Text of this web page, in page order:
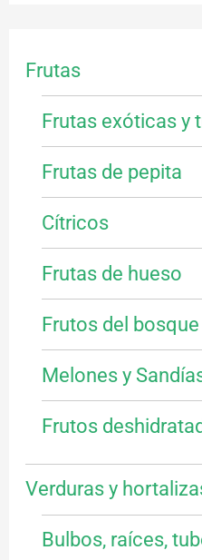
Frutas
Frutas exóticas y
Frutas de pepita
Cítricos
Frutas de hueso
Frutos del
Melones y
Frutos
Verduras y
Bulbos, raíces,